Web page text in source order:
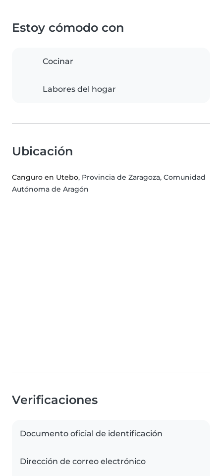
Estoy cómodo con
Cocinar
Labores del hogar
Ubicación
Canguro en Utebo, Provincia de Zaragoza, Comunidad
Autónoma de Aragón
Verificaciones
Documento oficial de identificación
Dirección de correo electrónico